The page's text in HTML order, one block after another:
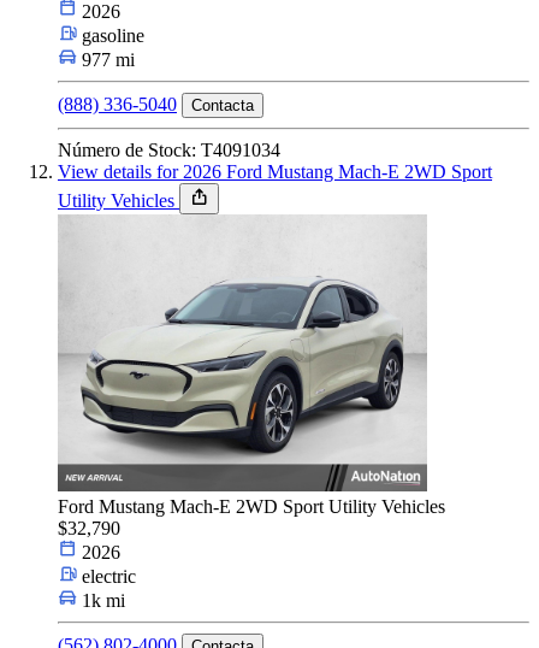
2026
gasoline
977 mi
(888) 336-5040 Contacta
Número de Stock: T4091034
View details for 2026 Ford Mustang Mach-E 2WD Sport
Utility Vehicles
Ford Mustang Mach-E 2WD Sport Utility Vehicles
$32,790
2026
electric
1k mi